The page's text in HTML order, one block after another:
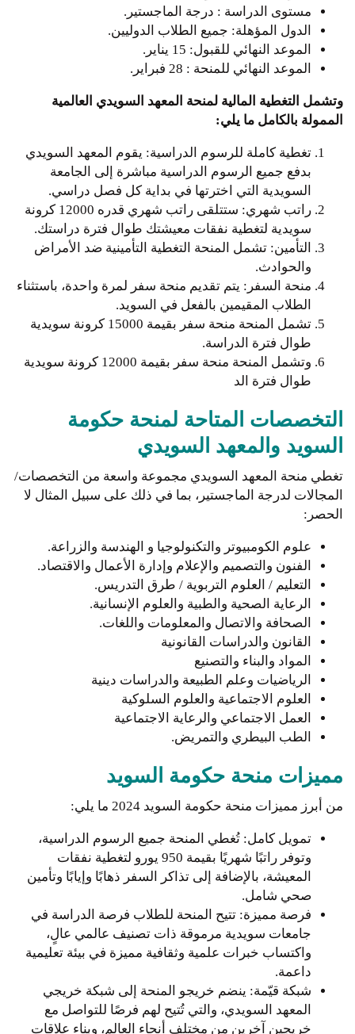
مستوى الدراسة : درجة الماجستير.
الدول المؤهلة: جميع الطلاب الدوليين.
الموعد النهائي للقبول: 15 يناير.
الموعد النهائي للمنحة : 28 فبراير.
وتشمل التغطية المالية لمنحة المعهد السويدي العالمية
الممولة بالكامل ما يلي:
تغطية كاملة للرسوم الدراسية: يقوم المعهد السويدي
بدفع جميع الرسوم الدراسية مباشرة إلى الجامعة
السويدية التي اخترتها في بداية كل فصل دراسي.
راتب شهري: ستتلقى راتب شهري قدره 12000 كرونة
سويدية لتغطية نفقات معيشتك طوال فترة دراستك.
التأمين: تشمل المنحة التغطية التأمينية ضد الأمراض
والحوادث.
منحة السفر: يتم تقديم منحة سفر لمرة واحدة، باستثناء
الطلاب المقيمين بالفعل في السويد.
تشمل المنحة منحة سفر بقيمة 15000 كرونة سويدية
طوال فترة الدراسة.
وتشمل المنحة منحة سفر بقيمة 12000 كرونة سويدية
طوال فترة الد
التخصصات المتاحة لمنحة حكومة
السويد والمعهد السويدي
تغطي منحة المعهد السويدي مجموعة واسعة من التخصصات/
المجالات لدرجة الماجستير، بما في ذلك على سبيل المثال لا
الحصر:
علوم الكومبيوتر والتكنولوجيا و الهندسة والزراعة.
الفنون والتصميم والإعلام وإدارة الأعمال والاقتصاد.
التعليم / العلوم التربوية / طرق التدريس.
الرعاية الصحية والطبية والعلوم الإنسانية.
الصحافة والاتصال والمعلومات واللغات.
القانون والدراسات القانونية
المواد والبناء والتصنيع
الرياضيات وعلم الطبيعة والدراسات دينية
العلوم الاجتماعية والعلوم السلوكية
العمل الاجتماعي والرعاية الاجتماعية
الطب البيطري والتمريض.
مميزات منحة حكومة السويد
من أبرز مميزات منحة حكومة السويد 2024 ما يلي:
تمويل كامل: تُغطي المنحة جميع الرسوم الدراسية،
وتوفر راتبًا شهريًا بقيمة 950 يورو لتغطية نفقات
المعيشة، بالإضافة إلى تذاكر السفر ذهابًا وإيابًا وتأمين
صحي شامل.
فرصة مميزة: تتيح المنحة للطلاب فرصة الدراسة في
جامعات سويدية مرموقة ذات تصنيف عالمي عالٍ،
واكتساب خبرات علمية وثقافية مميزة في بيئة تعليمية
داعمة.
شبكة قيّمة: ينضم خريجو المنحة إلى شبكة خريجي
المعهد السويدي، والتي تُتيح لهم فرصًا للتواصل مع
خريجين آخرين من مختلف أنحاء العالم، وبناء علاقات